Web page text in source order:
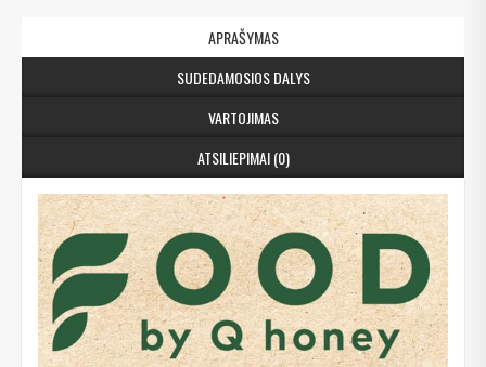
APRAŠYMAS
SUDEDAMOSIOS DALYS
VARTOJIMAS
ATSILIEPIMAI (0)